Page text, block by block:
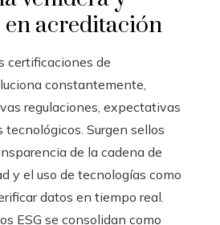
en acreditación
certificaciones de
constantemente,
regulaciones, expectativas
tecnológicos. Surgen sellos
de la cadena de
y el uso de tecnologías como
datos en tiempo real.
ESG se consolidan como